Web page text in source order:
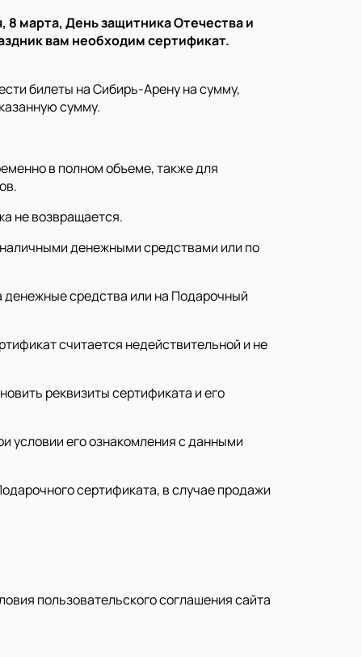
марта, День защитника Отечества и
вам необходим сертификат.
билеты на Сибирь-Арену на сумму,
сумму.
в полном объеме, также для
не возвращается.
денежными средствами или по
денежные средства или на Подарочный
считается недействительной и не
реквизиты сертификата и его
условии его ознакомления с данными
сертификата, в случае продажи
пользовательского соглашения сайта